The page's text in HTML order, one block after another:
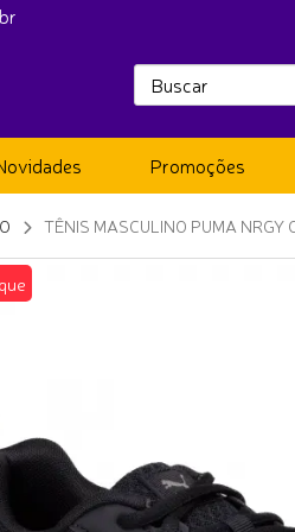
Promoções
TÊNIS MASCULINO PUMA NRGY